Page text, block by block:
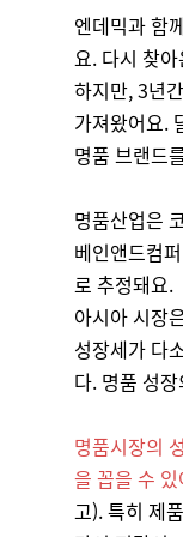
엔데믹과 함
요. 다시 찾
하지만, 3년
가져왔어요.
명품 브랜드
명품산업은
베인앤드컴
로 추정돼요.
아시아 시장
성장세가 다
다. 명품 성
명품시장의
을 꼽을 수
고).특히 제